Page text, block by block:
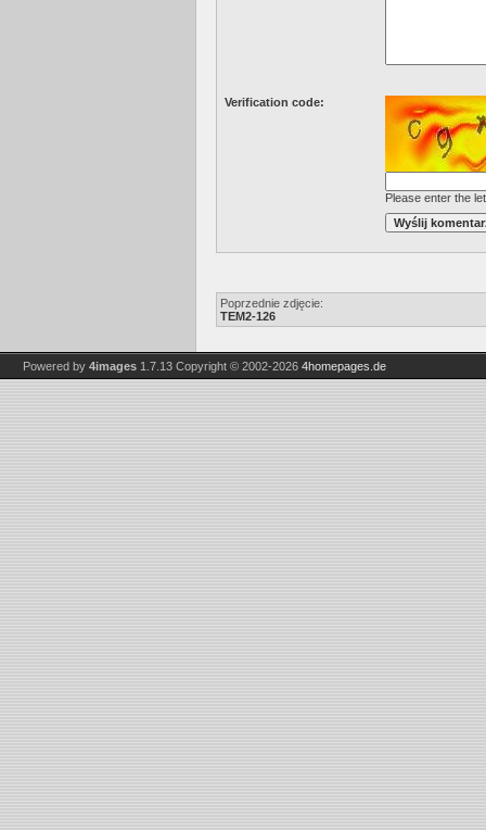
Verification code:
Please enter the
Poprzednie zdjęcie:
TEM2-126
Powered by 4images 1.7.13 Copyright © 2002-2026 4homepages.de